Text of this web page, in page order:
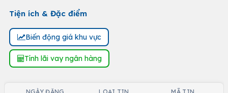
Tiện ích & Đặc điểm
Biến động giá khu vực
Tính lãi vay ngân hàng